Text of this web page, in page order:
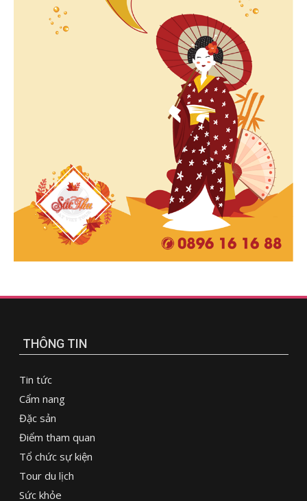
THÔNG TIN
Tin tức
Cẩm nang
Đặc sản
Điểm tham quan
Tổ chức sự kiện
Tour du lịch
Sức khỏe